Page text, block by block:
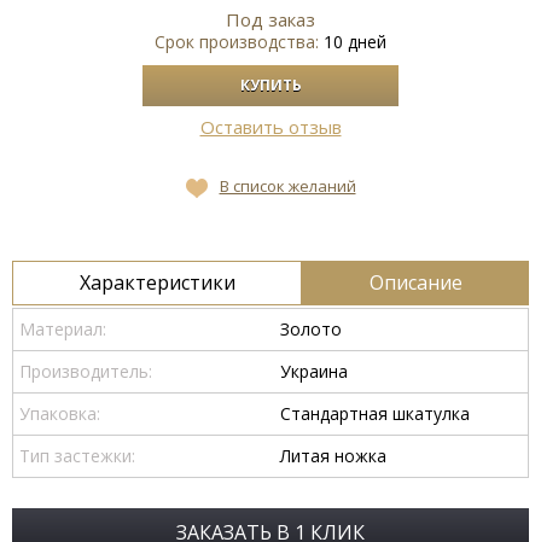
Под заказ
Срок производства: 10 дней
Оставить отзыв
В список желаний
Характеристики Описание
Материал:
Золото
Производитель:
Украина
Упаковка:
Стандартная шкатулка
Тип застежки:
Литая ножка
ЗАКАЗАТЬ В 1 КЛИК